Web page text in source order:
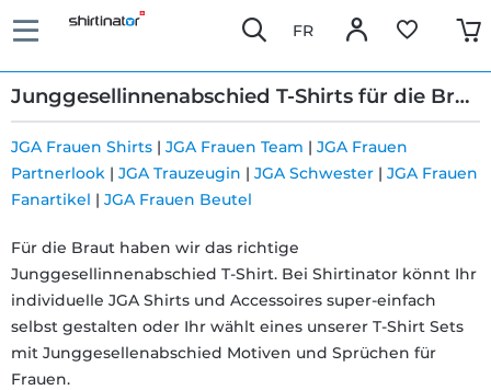
FR
Junggesellinnenabschied T-Shirts für die Braut
Schnelle
30 Tage
Umtauschrecht
JGA Frauen Shirts | JGA Frauen Team | JGA Frauen
Partnerlook | JGA Trauzeugin | JGA Schwester | JGA Frauen
Fanartikel | JGA Frauen Beutel
Für die Braut haben wir das richtige
Junggesellinnenabschied T-Shirt. Bei Shirtinator könnt Ihr
individuelle JGA Shirts und Accessoires super-einfach
selbst gestalten oder Ihr wählt eines unserer T-Shirt Sets
mit Junggesellenabschied Motiven und Sprüchen für
Frauen.